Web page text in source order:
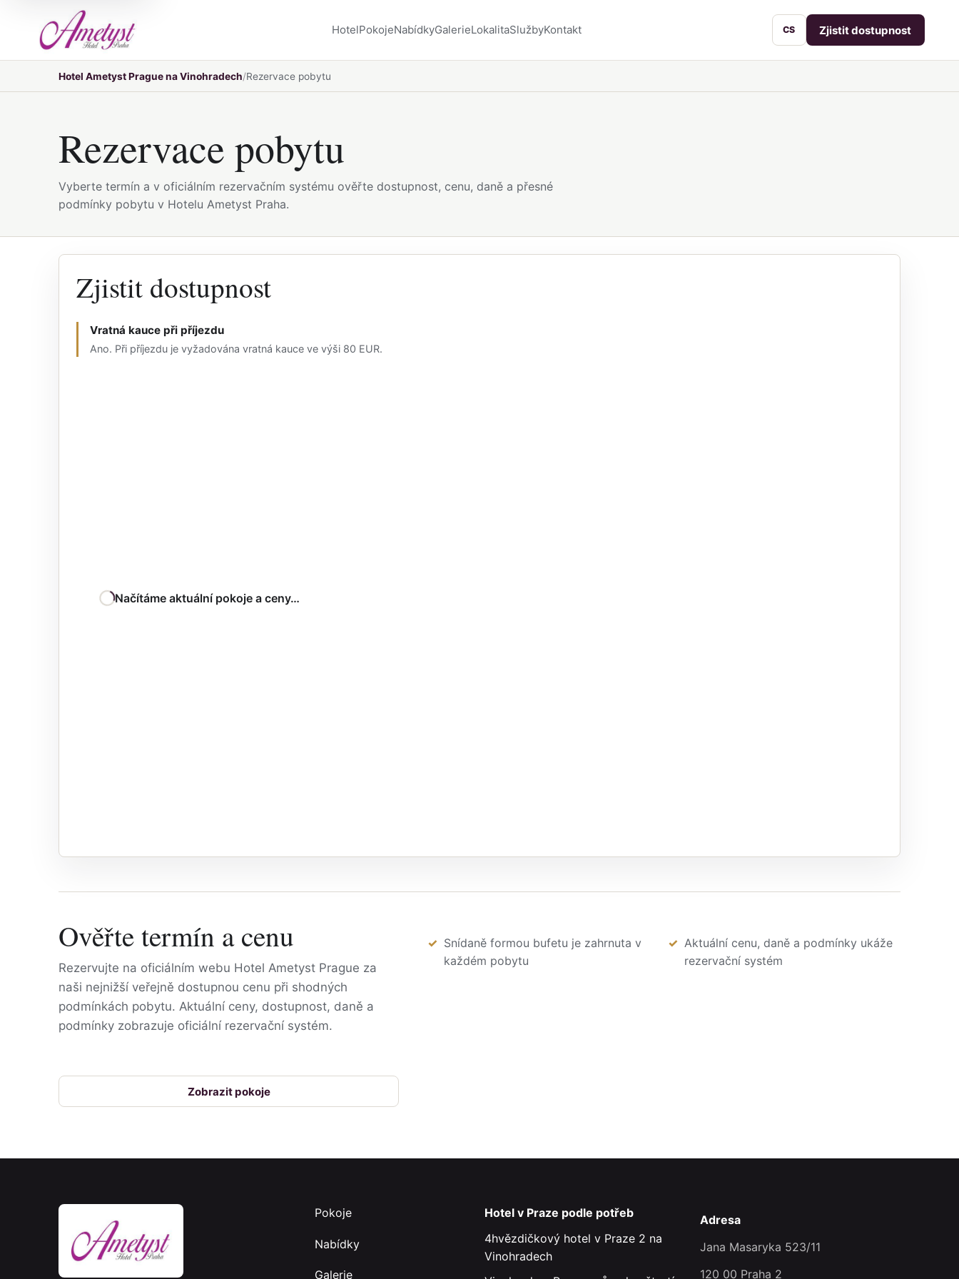
HotelPokojeNabídkyGalerieLokalitaSlužbyKontakt CS Zjistit dostupnost
Hotel Ametyst Prague na Vinohradech Rezervace pobytu
Rezervace pobytu
Vyberte termín a v oficiálním rezervačním systému ověřte dostupnost, cenu, daně a přesné
podmínky pobytu v Hotelu Ametyst Praha.
Zjistit dostupnost
Vratná kauce při příjezdu
Ano. Při příjezdu je vyžadována vratná kauce ve výši 80 EUR.
Načítáme aktuální pokoje a ceny…
Ověřte termín a cenu
Rezervujte na oficiálním webu Hotel Ametyst Prague za
naši nejnižší veřejně dostupnou cenu při shodných
podmínkách pobytu. Aktuální ceny, dostupnost, daně a
podmínky zobrazuje oficiální rezervační systém.
Snídaně formou bufetu je zahrnuta v
každém pobytu
Aktuální cenu, daně a podmínky ukáže
rezervační systém
Zobrazit pokoje
Pokoje
Nabídky
Galerie
Hotel v Praze podle potřeb
4hvězdičkový hotel v Praze 2 na
Vinohradech
Adresa
Jana Masaryka 523/11
120 00 Praha 2